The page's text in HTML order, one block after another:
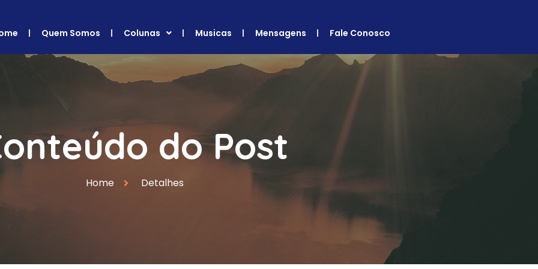
Quem Somos Colunas Musicas Mensagens Fale Conosco
do Post
Home Detalhes